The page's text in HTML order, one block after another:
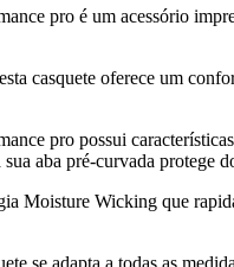
pro é um acessório
casquete oferece um
pro possui
aba pré-curvada protege
Moisture Wicking que